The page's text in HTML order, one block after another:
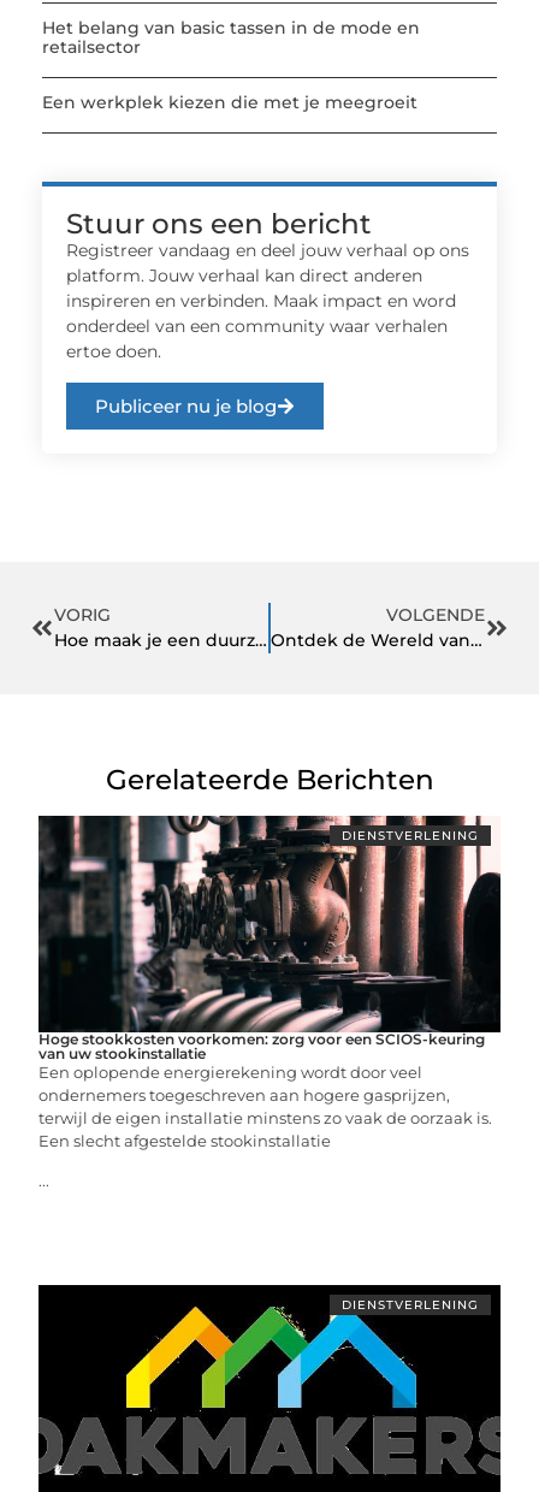
Het belang van basic tassen in de mode en
retailsector
Een werkplek kiezen die met je meegroeit
Stuur ons een bericht
Registreer vandaag en deel jouw verhaal op ons
platform. Jouw verhaal kan direct anderen
inspireren en verbinden. Maak impact en word
onderdeel van een community waar verhalen
ertoe doen.
Publiceer nu je blog
VORIG
Hoe maak je een duurzaam plan voor cadeau-geven
VOLGENDE
Ontdek de Wereld van Kinderopvang Alphen aan den Rijn
Gerelateerde Berichten
DIENSTVERLENING
Hoge stookkosten voorkomen: zorg voor een SCIOS-keuring
van uw stookinstallatie
Een oplopende energierekening wordt door veel
ondernemers toegeschreven aan hogere gasprijzen,
terwijl de eigen installatie minstens zo vaak de oorzaak is.
Een slecht afgestelde stookinstallatie
...
DIENSTVERLENING